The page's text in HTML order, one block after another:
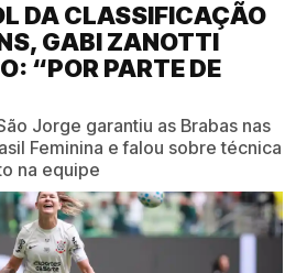
DA CLASSIFICAÇÃO
GABI ZANOTTI
“POR PARTE DE
Jorge garantiu as Brabas nas
Feminina e falou sobre técnica
na equipe